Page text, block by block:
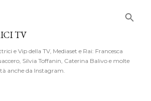
TV
e Vip della TV, Mediaset e Rai: Francesca
Silvia Toffanin, Caterina Balivo e molte
anche da Instagram.